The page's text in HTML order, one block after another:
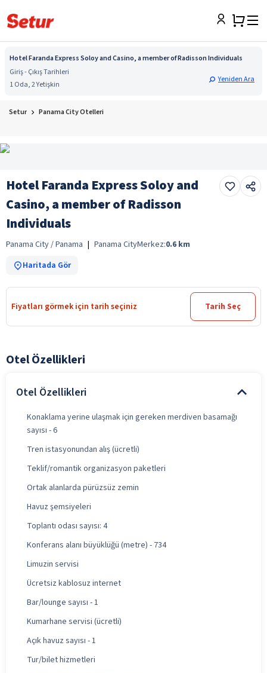
Hotel Faranda Express Soloy and Casino, a member of Radisson Individuals
Giriş - Çıkış Tarihleri
1 Oda, 2 Yetişkin
Yeniden Ara
Setur Panama City Otelleri
Hotel Faranda Express Soloy and
Casino, a member of Radisson
Individuals
Panama City / Panama | Panama CityMerkez:0.6 km
Haritada Gör
Fiyatları görmek için tarih seçiniz Tarih Seç
Otel Özellikleri
Otel Özellikleri
Konaklama yerine ulaşmak için gereken merdiven basamağı
sayısı - 6
Tren istasyonundan alış (ücretli)
Teklif/romantik organizasyon paketleri
Ortak alanlarda pürüzsüz zemin
Havuz şemsiyeleri
Toplantı odası sayısı: 4
Konferans alanı büyüklüğü (metre) - 734
Limuzin servisi
Ücretsiz kablosuz internet
Bar/lounge sayısı - 1
Kumarhane servisi (ücretli)
Açık havuz sayısı - 1
Tur/bilet hizmetleri